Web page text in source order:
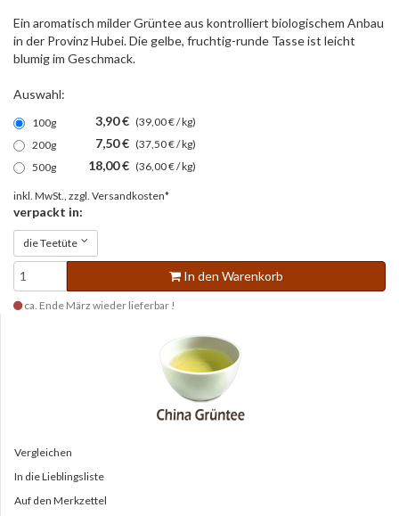
Ein aromatisch milder Grüntee aus kontrolliert biologischem Anbau
in der Provinz Hubei. Die gelbe, fruchtig-runde Tasse ist leicht
blumig im Geschmack.
Auswahl:
100g 3,90 € (39,00 € / kg)
200g
7,50 € (37,50 € / kg)
500g
18,00 € (36,00 € / kg)
inkl. MwSt., zzgl. Versandkosten*
verpackt in:
die Teetüte
In den Warenkorb
ca. Ende März wieder lieferbar !
Vergleichen
In die Lieblingsliste
Auf den Merkzettel